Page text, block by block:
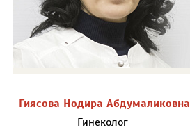
Гиясова Нодира Абдумаликовна
Гинеколог